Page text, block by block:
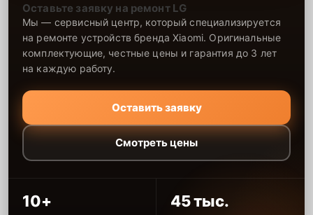
Оставьте заявку на ремонт LG
Мы — сервисный центр, который специализируется
на ремонте устройств бренда Xiaomi. Оригинальные
комплектующие, честные цены и гарантия до 3 лет
на каждую работу.
Оставить заявку
Смотреть цены
10+ 45 тыс.